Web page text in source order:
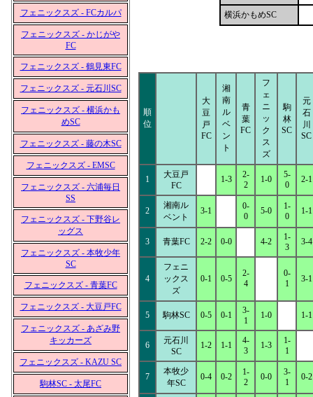
フェニックスズ - FCカルパ
フェニックスズ - かじがや
FC
フェニックスズ - 鶴見東FC
フェニックスズ - 元石川SC
フェニックスズ - 横浜かも
めSC
フェニックスズ - 藤の木SC
フェニックスズ - EMSC
フェニックスズ - 六浦毎日
SS
フェニックスズ - 下野谷レ
ッグス
フェニックスズ - 本牧少年
SC
フェニックスズ - 青葉FC
フェニックスズ - 大豆戸FC
フェニックスズ - あざみ野
キッカーズ
フェニックスズ - KAZU SC
駒林SC - 太尾FC
横浜かもめSC
順
位
大
豆
戸
FC
湘
南
ル
ベ
ン
ト
青
葉
FC
フ
ェ
ニ
ッ
ク
ス
ズ
駒
林
SC
元
石
川
SC
1
大豆戸
FC
1-3
2-
2
1-0
5-
0
2-1
2
湘南ル
ベント
3-1
0-
0
5-0
1-
0
1-1
3 青葉FC 2-2 0-0 4-2
1-
3
3-4
4
フェニ
ックス
ズ
0-1 0-5
2-
4
0-
1
3-1
5 駒林SC 0-5 0-1
3-
1
1-0 1-1
6
元石川
SC
1-2 1-1
4-
3
1-3
1-
1
7
本牧少
年SC
0-4 0-2
1-
2
0-0
3-
1
0-2